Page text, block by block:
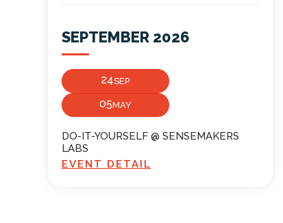
SEPTEMBER 2026
24SEP
05MAY
DO-IT-YOURSELF @ SENSEMAKERS
LABS
EVENT DETAIL